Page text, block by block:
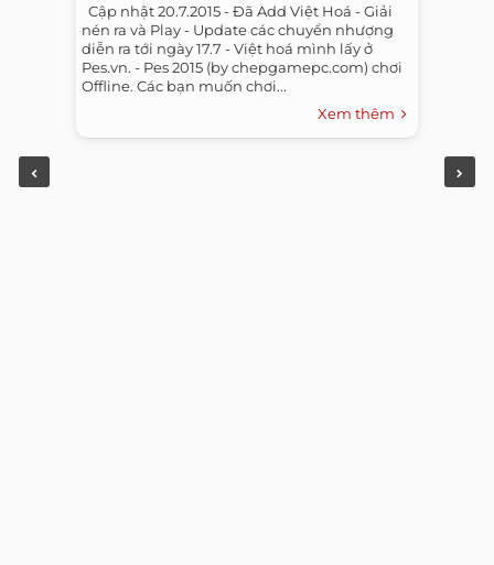
​ ​ Cập nhật 20.7.2015 - Đã Add Việt Hoá - Giải
nén ra và Play - Update các chuyển nhượng
diễn ra tới ngày 17.7 - Việt hoá mình lấy ở
Pes.vn. - Pes 2015 (by chepgamepc.com) chơi
Offline. Các bạn muốn chơi...
Xem thêm